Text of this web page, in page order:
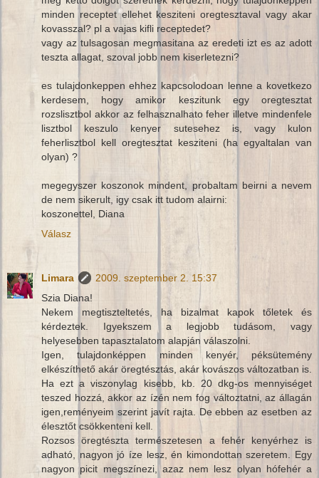
minden receptet ellehet kesziteni oregtesztaval vagy akar
kovasszal? pl a vajas kifli receptedet?
vagy az tulsagosan megmasitana az eredeti izt es az adott
teszta allagat, szoval jobb nem kiserletezni?
es tulajdonkeppen ehhez kapcsolodoan lenne a kovetkezo
kerdesem, hogy amikor keszitunk egy oregtesztat
rozslisztbol akkor az felhasznalhato feher illetve mindenfele
lisztbol keszulo kenyer sutesehez is, vagy kulon
feherlisztbol kell oregtesztat kesziteni (ha egyaltalan van
olyan) ?
megegyszer koszonok mindent, probaltam beirni a nevem
de nem sikerult, igy csak itt tudom alairni:
koszonettel, Diana
Válasz
Limara
2009. szeptember 2. 15:37
Szia Diana!
Nekem megtiszteltetés, ha bizalmat kapok tőletek és
kérdeztek. Igyekszem a legjobb tudásom, vagy
helyesebben tapasztalatom alapján válaszolni.
Igen, tulajdonképpen minden kenyér, péksütemény
elkészíthető akár öregtésztás, akár kovászos változatban is.
Ha ezt a viszonylag kisebb, kb. 20 dkg-os mennyiséget
teszed hozzá, akkor az ízén nem fog változtatni, az állagán
igen,reményeim szerint javít rajta. De ebben az esetben az
élesztőt csökkenteni kell.
Rozsos öregtészta természetesen a fehér kenyérhez is
adható, nagyon jó íze lesz, én kimondottan szeretem. Egy
nagyon picit megszínezi, azaz nem lesz olyan hófehér a